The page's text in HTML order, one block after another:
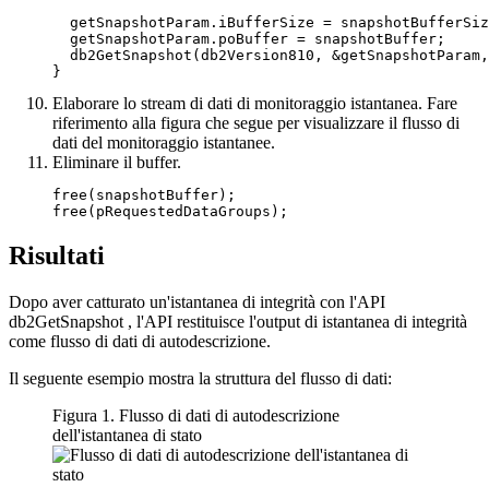
getSnapshotParam.iBufferSize =
  getSnapshotParam.poBuffer = snapshotBuffer;
db2GetSnapshot(db2Version810,
Elaborare lo stream di dati di monitoraggio istantanea. Fare
riferimento alla figura che segue per visualizzare il flusso di
dati del monitoraggio istantanee.
Eliminare il buffer.
free(snapshotBuffer);
Risultati
Dopo aver catturato un'istantanea di integrità con l'API
db2GetSnapshot , l'API restituisce l'output di istantanea di integrità
come flusso di dati di autodescrizione.
Il seguente esempio mostra la struttura del flusso di dati:
Figura 1. Flusso di dati di autodescrizione
dell'istantanea di stato